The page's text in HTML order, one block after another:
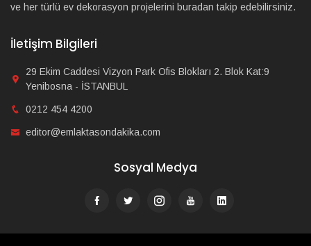
ve her türlü ev dekorasyon projelerini buradan takip edebilirsiniz.
İletişim Bilgileri
29 Ekim Caddesi Vizyon Park Ofis Blokları 2. Blok Kat:9
Yenibosna - İSTANBUL
0212 454 4200
editor@emlaktasondakika.com
Sosyal Medya